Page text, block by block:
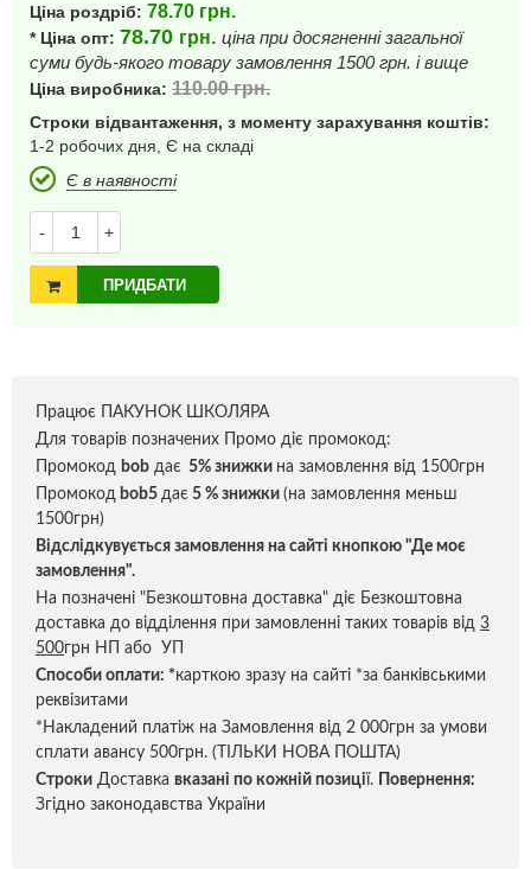
Ціна роздріб: 78.70 грн.
* Ціна опт: 78.70 грн. ціна при досягненні загальної
суми будь-якого товару замовлення 1500 грн. і вище
Ціна виробника: 110.00грн.
Строки відвантаження, з моменту зарахування коштів:
1-2 робочих дня, Є на складі
Є в наявності
- +
ПРИДБАТИ
Працює ПАКУНОК ШКОЛЯРА
Для товарів позначених Промо діє промокод:
Промокод bob дає 5% знижки на замовлення від 1500грн
Промокод bob5 дає 5 % знижки (на замовлення меньш
1500грн)
Відслідкувується замовлення на сайті кнопкою "Де моє
замовлення".
На позначені "Безкоштовна доставка" діє Безкоштовна
доставка до відділення при замовленні таких товарів від 3
500грн НП або УП
Способи оплати: *карткою зразу на сайті *за банківськими
реквізитами
*Накладений платіж на Замовлення від 2 000грн за умови
сплати авансу 500грн. (ТІЛЬКИ НОВА ПОШТА)
Строки Доставка вказані по кожній позиції.
Повернення:
Згідно законодавства України